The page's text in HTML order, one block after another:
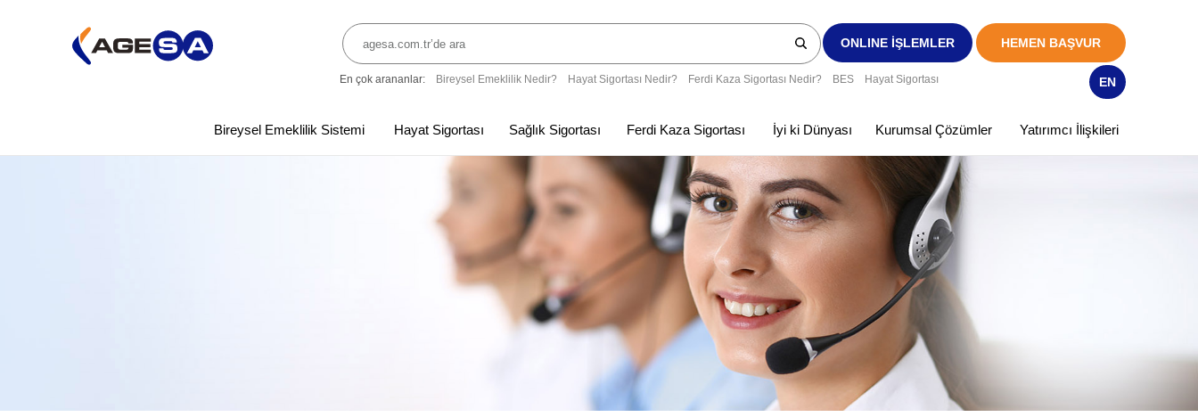
ONLINE İŞLEMLER HEMEN BAŞVUR
EN
En çok arananlar: Bireysel Emeklilik Nedir? Hayat Sigortası Nedir? Ferdi Kaza Sigortası Nedir? BES Hayat Sigortası
Bireysel Emeklilik Sistemi Hayat Sigortası Sağlık Sigortası Ferdi Kaza Sigortası İyi ki Dünyası Kurumsal Çözümler Yatırımcı İlişkileri